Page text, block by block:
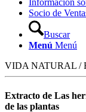
Información
Socio de
Buscar
Menú Menú
VIDA NATURAL /
Extracto de Las
de las plantas